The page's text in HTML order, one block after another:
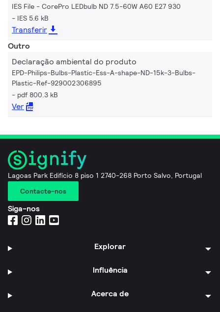
IES File - CorePro LEDbulb ND 7.5-60W A60 E27 930
IES 5.6 kB
Transferir
Outro
Declaração ambiental do produto
EPD-Philips-Bulbs-Plastic-Ess-A-shape-ND-15k-3-Bulbs-
Plastic-Ref-929002306895
pdf 800.3 kB
Ver
Lagoas Park Edifício 8 piso 1 2740-268 Porto Salvo, Portugal
Contacte-nos
Siga-nos
Explorar
Influência
Acerca de